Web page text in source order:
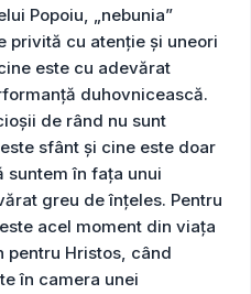
Popoiu, „nebunia”
privită cu atenție și uneori
este cu adevărat
duhovnicească.
de rând nu sunt
sfânt și cine este doar
suntem în fața unui
greu de înțeles. Pentru
acel moment din viața
pentru Hristos, când
în camera unei